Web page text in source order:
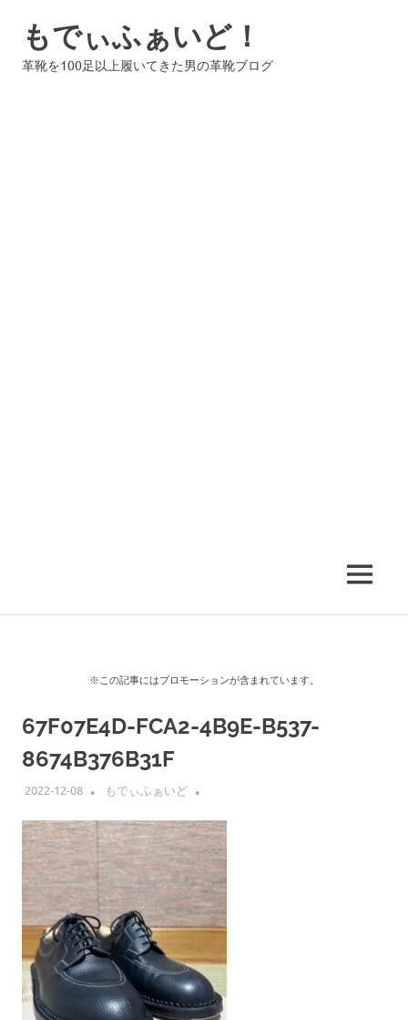
もでぃふぁいど！
革靴を100足以上履いてきた男の革靴ブログ
MENU
※この記事にはプロモーションが含まれています。
67F07E4D-FCA2-4B9E-B537-
8674B376B31F
2022-12-08 もでぃふぁいど